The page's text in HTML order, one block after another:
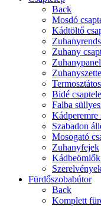
Back
Mosdó
Kádtöltő
Zuhany
Bidé
Falba
Kádperemre
Szabadon
Mosogató
Zuhanyfejek
Kádbeömlők
Fürdőszobabútor
Back
Komplett